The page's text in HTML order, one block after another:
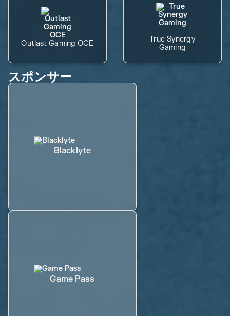
Outlast Gaming OCE
True Synergy
Gaming
スポンサー
Blacklyte
Game Pass